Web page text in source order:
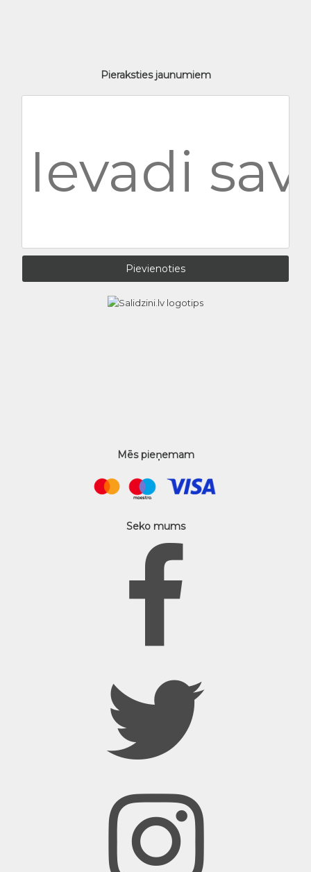
Pieraksties jaunumiem
Mēs pieņemam
Seko mums